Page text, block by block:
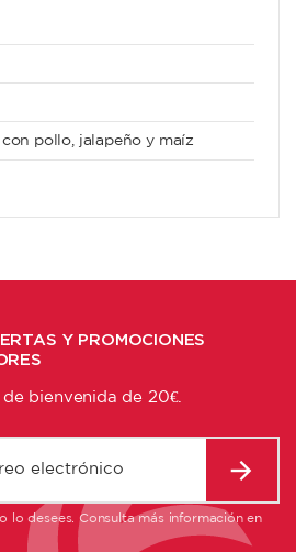
con pollo, jalapeño y maíz
Y PROMOCIONES
bienvenida de 20€.
lo desees. Consulta más información en